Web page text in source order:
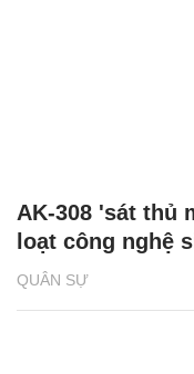
QUÂN SỰ
AK-308 'sát thủ
loạt công nghệ